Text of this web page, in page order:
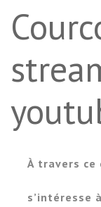
À travers ce
s’intéresse